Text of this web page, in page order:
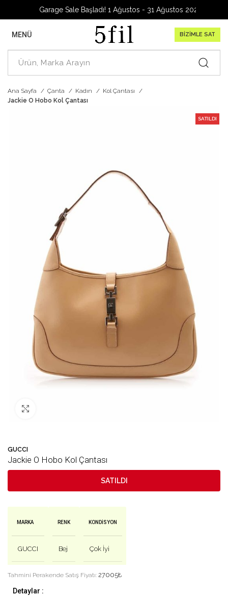
Garage Sale Başladı! 1 Ağustos - 31 Ağustos 2026
MENÜ BİZİMLE SAT
Ana Sayfa Çanta Kadın
Kol Çantası
Jackie O Hobo Kol Çantası
SATILDI
GUCCI
Jackie O Hobo Kol Çantası
SATILDI
MARKA
GUCCI
RENK
Bej
KONDISYON
Çok İyi
Tahmini Perakende Satış Fiyatı: 27005₺
Detaylar :